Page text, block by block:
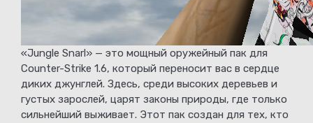
«Jungle Snarl» — это мощный оружейный пак для
Counter-Strike 1.6, который переносит вас в сердце
диких джунглей. Здесь, среди высоких деревьев и
густых зарослей, царят законы природы, где только
сильнейший выживает. Этот пак создан для тех, кто